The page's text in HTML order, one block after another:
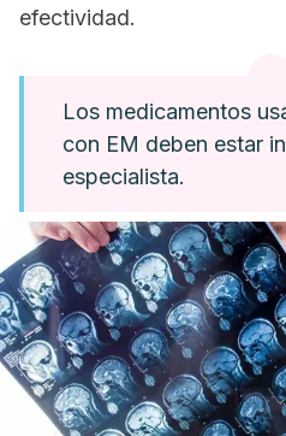
efectividad.
Los medicamentos
con EM deben estar
especialista.